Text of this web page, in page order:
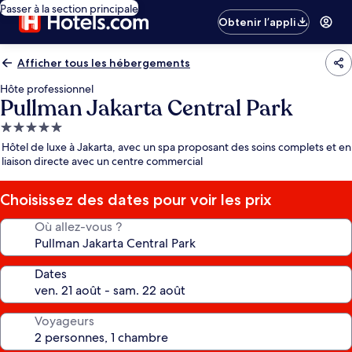
Passer à la section principale
Obtenir l’appli
Afficher tous les hébergements
Hôte professionnel
Pullman Jakarta Central Park
Hébergement
5.0 étoiles
Hôtel de luxe à Jakarta, avec un spa proposant des soins complets et en
liaison directe avec un centre commercial
Choisissez des dates pour voir les prix
Où allez-vous ?
Dates
Voyageurs